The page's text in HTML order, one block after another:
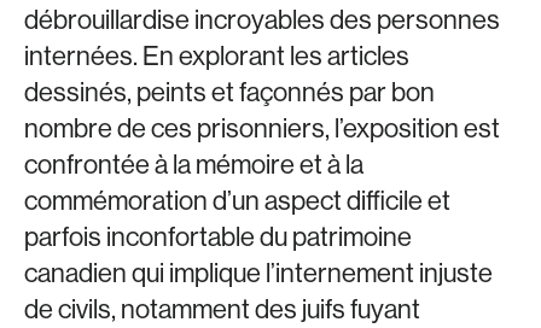
débrouillardise incroyables des personnes
internées. En explorant les articles
dessinés, peints et façonnés par bon
nombre de ces prisonniers, l’exposition est
confrontée à la mémoire et à la
commémoration d’un aspect difficile et
parfois inconfortable du patrimoine
canadien qui implique l’internement injuste
de civils, notamment des juifs fuyant